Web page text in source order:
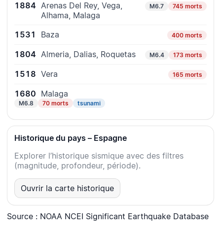
1884 Arenas Del Rey, Vega,
Alhama, Malaga
M6.7 745 morts
1531 Baza 400 morts
1804 Almeria, Dalias, Roquetas M6.4 173 morts
1518 Vera 165 morts
1680 Malaga
M6.8 70 morts tsunami
Historique du pays – Espagne
Explorer l’historique sismique avec des filtres
(magnitude, profondeur, période).
Ouvrir la carte historique
Source : NOAA NCEI Significant Earthquake Database